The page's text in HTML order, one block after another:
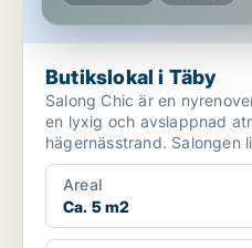
Butikslokal i Täby
Salong Chic är en
en lyxig och avslappnad
hägernässtrand. Salongen ligger mitt i täby och är
belägen i ett sto...
Areal
Ca. 5 m2